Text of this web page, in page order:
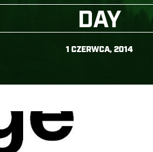
DAY
1 CZERWCA, 2014